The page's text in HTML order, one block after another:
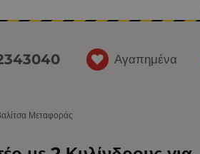
Αγαπημένα
Μεταφοράς